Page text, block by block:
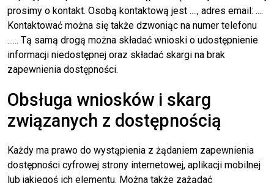
prosimy o kontakt. Osobą kontaktową jest ...., adres email: ....
Kontaktować można się także dzwoniąc na numer telefonu
...... Tą samą drogą można składać wnioski o udostępnienie
informacji niedostępnej oraz składać skargi na brak
zapewnienia dostępności.
Obsługa wniosków i skarg
związanych z dostępnością
Każdy ma prawo do wystąpienia z żądaniem zapewnienia
dostępności cyfrowej strony internetowej, aplikacji mobilnej
lub jakiegoś ich elementu. Można także zażądać